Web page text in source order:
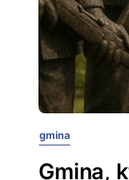
gmina
Gmina,